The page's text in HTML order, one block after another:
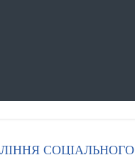
СОЦІАЛЬНОГО